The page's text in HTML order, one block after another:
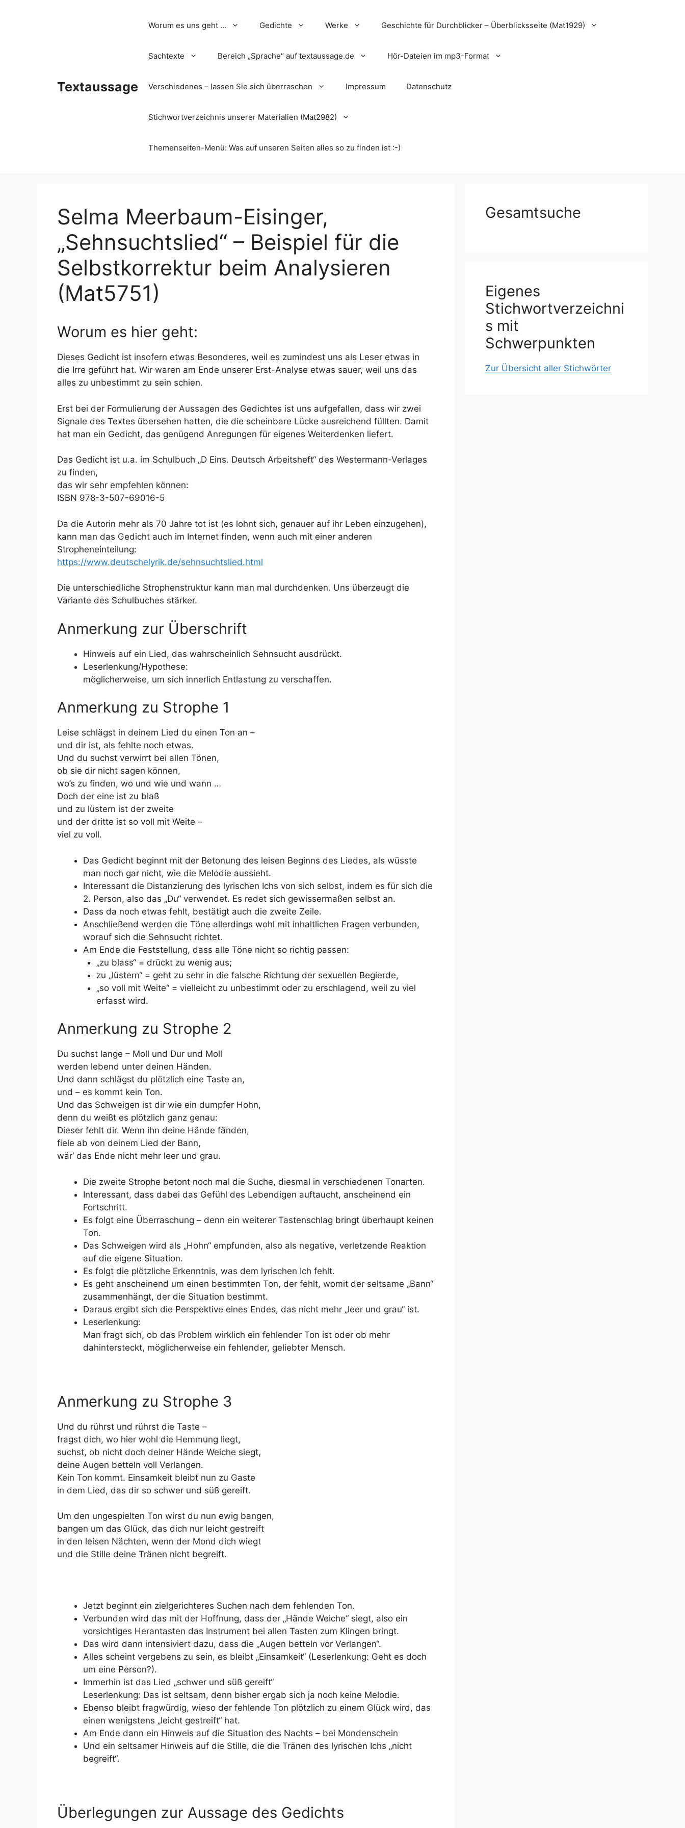
Textaussage
Worum es uns geht … Gedichte Werke Geschichte für Durchblicker – Überblicksseite (Mat1929)
Sachtexte Bereich „Sprache“ auf textaussage.de Hör-Dateien im mp3-Format
Verschiedenes – lassen Sie sich überraschen Impressum Datenschutz
Stichwortverzeichnis unserer Materialien (Mat2982)
Themenseiten-Menü: Was auf unseren Seiten alles so zu finden ist :-)
Selma Meerbaum-Eisinger,
„Sehnsuchtslied“ – Beispiel für die
Selbstkorrektur beim Analysieren
(Mat5751)
Worum es hier geht:
Dieses Gedicht ist insofern etwas Besonderes, weil es zumindest uns als Leser etwas in
die Irre geführt hat. Wir waren am Ende unserer Erst-Analyse etwas sauer, weil uns das
alles zu unbestimmt zu sein schien.
Erst bei der Formulierung der Aussagen des Gedichtes ist uns aufgefallen, dass wir zwei
Signale des Textes übersehen hatten, die die scheinbare Lücke ausreichend füllten. Damit
hat man ein Gedicht, das genügend Anregungen für eigenes Weiterdenken liefert.
Das Gedicht ist u.a. im Schulbuch „D Eins. Deutsch Arbeitsheft“ des Westermann-Verlages
zu finden,
das wir sehr empfehlen können:
ISBN 978-3-507-69016-5
Da die Autorin mehr als 70 Jahre tot ist (es lohnt sich, genauer auf ihr Leben einzugehen),
kann man das Gedicht auch im Internet finden, wenn auch mit einer anderen
Stropheneinteilung:
https://www.deutschelyrik.de/sehnsuchtslied.html
Die unterschiedliche Strophenstruktur kann man mal durchdenken. Uns überzeugt die
Variante des Schulbuches stärker.
Anmerkung zur Überschrift
Hinweis auf ein Lied, das wahrscheinlich Sehnsucht ausdrückt.
Leserlenkung/Hypothese:
möglicherweise, um sich innerlich Entlastung zu verschaffen.
Anmerkung zu Strophe 1
Leise schlägst in deinem Lied du einen Ton an –
und dir ist, als fehlte noch etwas.
Und du suchst verwirrt bei allen Tönen,
ob sie dir nicht sagen können,
wo’s zu finden, wo und wie und wann …
Doch der eine ist zu blaß
und zu lüstern ist der zweite
und der dritte ist so voll mit Weite –
viel zu voll.
Das Gedicht beginnt mit der Betonung des leisen Beginns des Liedes, als wüsste
man noch gar nicht, wie die Melodie aussieht.
Interessant die Distanzierung des lyrischen Ichs von sich selbst, indem es für sich die
2. Person, also das „Du“ verwendet. Es redet sich gewissermaßen selbst an.
Dass da noch etwas fehlt, bestätigt auch die zweite Zeile.
Anschließend werden die Töne allerdings wohl mit inhaltlichen Fragen verbunden,
worauf sich die Sehnsucht richtet.
Am Ende die Feststellung, dass alle Töne nicht so richtig passen:
„zu blass“ = drückt zu wenig aus;
zu „lüstern“ = geht zu sehr in die falsche Richtung der sexuellen Begierde,
„so voll mit Weite“ = vielleicht zu unbestimmt oder zu erschlagend, weil zu viel
erfasst wird.
Anmerkung zu Strophe 2
Du suchst lange – Moll und Dur und Moll
werden lebend unter deinen Händen.
Und dann schlägst du plötzlich eine Taste an,
und – es kommt kein Ton.
Und das Schweigen ist dir wie ein dumpfer Hohn,
denn du weißt es plötzlich ganz genau:
Dieser fehlt dir. Wenn ihn deine Hände fänden,
fiele ab von deinem Lied der Bann,
wär‘ das Ende nicht mehr leer und grau.
Die zweite Strophe betont noch mal die Suche, diesmal in verschiedenen Tonarten.
Interessant, dass dabei das Gefühl des Lebendigen auftaucht, anscheinend ein
Fortschritt.
Es folgt eine Überraschung – denn ein weiterer Tastenschlag bringt überhaupt keinen
Ton.
Das Schweigen wird als „Hohn“ empfunden, also als negative, verletzende Reaktion
auf die eigene Situation.
Es folgt die plötzliche Erkenntnis, was dem lyrischen Ich fehlt.
Es geht anscheinend um einen bestimmten Ton, der fehlt, womit der seltsame „Bann“
zusammenhängt, der die Situation bestimmt.
Daraus ergibt sich die Perspektive eines Endes, das nicht mehr „leer und grau“ ist.
Leserlenkung:
Man fragt sich, ob das Problem wirklich ein fehlender Ton ist oder ob mehr
dahintersteckt, möglicherweise ein fehlender, geliebter Mensch.
Anmerkung zu Strophe 3
Und du rührst und rührst die Taste –
fragst dich, wo hier wohl die Hemmung liegt,
suchst, ob nicht doch deiner Hände Weiche siegt,
deine Augen betteln voll Verlangen.
Kein Ton kommt. Einsamkeit bleibt nun zu Gaste
in dem Lied, das dir so schwer und süß gereift.
Um den ungespielten Ton wirst du nun ewig bangen,
bangen um das Glück, das dich nur leicht gestreift
in den leisen Nächten, wenn der Mond dich wiegt
und die Stille deine Tränen nicht begreift.
Jetzt beginnt ein zielgerichteres Suchen nach dem fehlenden Ton.
Verbunden wird das mit der Hoffnung, dass der „Hände Weiche“ siegt, also ein
vorsichtiges Herantasten das Instrument bei allen Tasten zum Klingen bringt.
Das wird dann intensiviert dazu, dass die „Augen betteln vor Verlangen“.
Alles scheint vergebens zu sein, es bleibt „Einsamkeit“ (Leserlenkung: Geht es doch
um eine Person?).
Immerhin ist das Lied „schwer und süß gereift“
Leserlenkung: Das ist seltsam, denn bisher ergab sich ja noch keine Melodie.
Ebenso bleibt fragwürdig, wieso der fehlende Ton plötzlich zu einem Glück wird, das
einen wenigstens „leicht gestreift“ hat.
Am Ende dann ein Hinweis auf die Situation des Nachts – bei Mondenschein
Und ein seltsamer Hinweis auf die Stille, die die Tränen des lyrischen Ichs „nicht
begreift“.
Überlegungen zur Aussage des Gedichts
Gesamtsuche
Eigenes
Stichwortverzeichni
s mit
Schwerpunkten
Zur Übersicht aller Stichwörter